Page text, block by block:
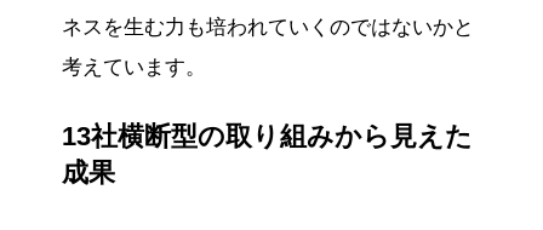
ネスを生む力も培われていくのではないかと
考えています。
13社横断型の取り組みから見えた
成果